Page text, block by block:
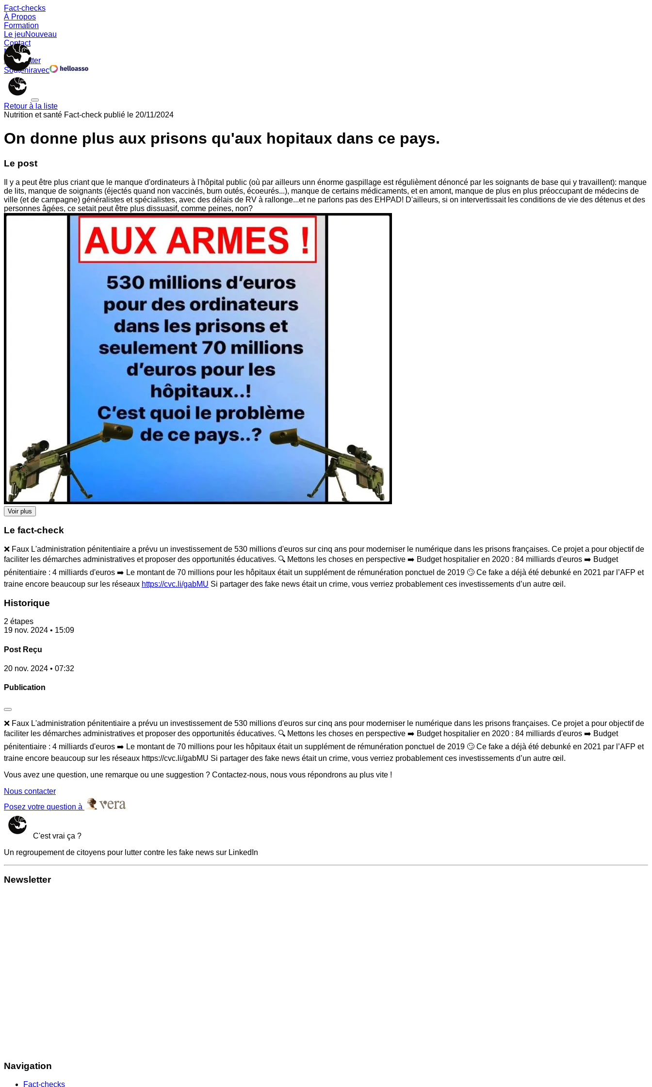
Fact-checks
À Propos
Formation
Le jeuNouveau
Contact
Memes
Newsletter
Souteniravec
Retour à la liste
Nutrition et santé Fact-check publié le 20/11/2024
On donne plus aux prisons qu'aux hopitaux dans ce pays.
Le post
Il y a peut être plus criant que le manque d'ordinateurs à l'hôpital public (où par ailleurs unn énorme gaspillage est régulièment dénoncé par les soignants de base qui y travaillent): manque
de lits, manque de soignants (éjectés quand non vaccinés, burn outés, écoeurés...), manque de certains médicaments, et en amont, manque de plus en plus préoccupant de médecins de
ville (et de campagne) généralistes et spécialistes, avec des délais de RV à rallonge...et ne parlons pas des EHPAD! D'ailleurs, si on intervertissait les conditions de vie des détenus et des
personnes âgées, ce setait peut être plus dissuasif, comme peines, non?
Voir plus
Le fact-check
❌ Faux L'administration pénitentiaire a prévu un investissement de 530 millions d'euros sur cinq ans pour moderniser le numérique dans les prisons françaises. Ce projet a pour objectif de
faciliter les démarches administratives et proposer des opportunités éducatives. 🔍 Mettons les choses en perspective ➡️ Budget hospitalier en 2020 : 84 milliards d'euros ➡️ Budget
pénitentiaire : 4 milliards d'euros ➡️ Le montant de 70 millions pour les hôpitaux était un supplément de rémunération ponctuel de 2019 🙄 Ce fake a déjà été debunké en 2021 par l’AFP et
traine encore beaucoup sur les réseaux https://cvc.li/gabMU Si partager des fake news était un crime, vous verriez probablement ces investissements d’un autre œil.
Historique
2 étapes
19 nov. 2024 • 15:09
Post Reçu
20 nov. 2024 • 07:32
Publication
❌ Faux L'administration pénitentiaire a prévu un investissement de 530 millions d'euros sur cinq ans pour moderniser le numérique dans les prisons françaises. Ce projet a pour objectif de
faciliter les démarches administratives et proposer des opportunités éducatives. 🔍 Mettons les choses en perspective ➡️ Budget hospitalier en 2020 : 84 milliards d'euros ➡️ Budget
pénitentiaire : 4 milliards d'euros ➡️ Le montant de 70 millions pour les hôpitaux était un supplément de rémunération ponctuel de 2019 🙄 Ce fake a déjà été debunké en 2021 par l’AFP et
traine encore beaucoup sur les réseaux https://cvc.li/gabMU Si partager des fake news était un crime, vous verriez probablement ces investissements d’un autre œil.
Vous avez une question, une remarque ou une suggestion ? Contactez-nous, nous vous répondrons au plus vite !
Nous contacter
Posez votre question à
C'est vrai ça ?
Un regroupement de citoyens pour lutter contre les fake news sur LinkedIn
Newsletter
Navigation
Fact-checks